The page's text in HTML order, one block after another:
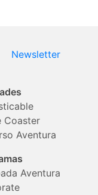
Newsletter
Coaster
Aventura
Aventura